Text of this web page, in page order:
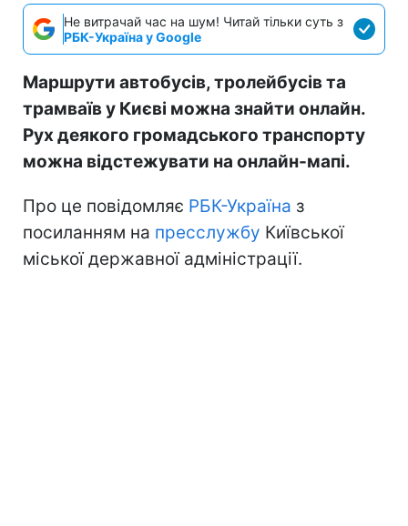
Не витрачай час на шум! Читай тільки суть з
РБК-Україна у Google
Маршрути автобусів, тролейбусів та
трамваїв у Києві можна знайти онлайн.
Рух деякого громадського транспорту
можна відстежувати на онлайн-мапі.
Про це повідомляє РБК-Україна з
посиланням на пресслужбу Київської
міської державної адміністрації.